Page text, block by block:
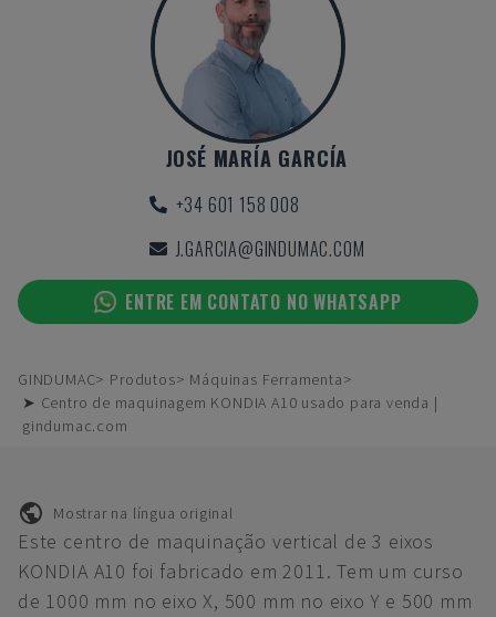
JOSÉ MARÍA GARCÍA
+34 601 158 008
J.GARCIA@GINDUMAC.COM
ENTRE EM CONTATO NO WHATSAPP
GINDUMAC Produtos
Máquinas Ferramenta
➤ Centro de maquinagem KONDIA A10 usado para venda |
gindumac.com
Mostrar na língua original
Este centro de maquinação vertical de 3 eixos
KONDIA A10 foi fabricado em 2011. Tem um curso
de 1000 mm no eixo X, 500 mm no eixo Y e 500 mm